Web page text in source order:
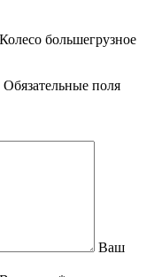
большегрузное
Обязательные поля
Ваш